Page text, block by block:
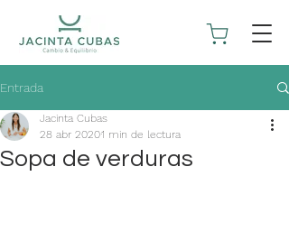
Entrada
Sopa de verduras
Jacinta Cubas
28 abr 20201 min de lectura